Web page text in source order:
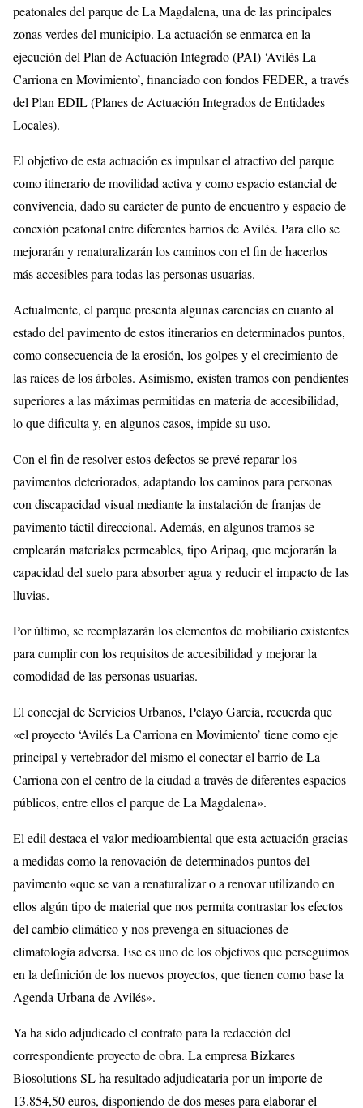
peatonales del parque de La Magdalena, una de las principales
zonas verdes del municipio. La actuación se enmarca en la
ejecución del Plan de Actuación Integrado (PAI) ‘Avilés La
Carriona en Movimiento’, financiado con fondos FEDER, a través
del Plan EDIL (Planes de Actuación Integrados de Entidades
Locales).
El objetivo de esta actuación es impulsar el atractivo del parque
como itinerario de movilidad activa y como espacio estancial de
convivencia, dado su carácter de punto de encuentro y espacio de
conexión peatonal entre diferentes barrios de Avilés. Para ello se
mejorarán y renaturalizarán los caminos con el fin de hacerlos
más accesibles para todas las personas usuarias.
Actualmente, el parque presenta algunas carencias en cuanto al
estado del pavimento de estos itinerarios en determinados puntos,
como consecuencia de la erosión, los golpes y el crecimiento de
las raíces de los árboles. Asimismo, existen tramos con pendientes
superiores a las máximas permitidas en materia de accesibilidad,
lo que dificulta y, en algunos casos, impide su uso.
Con el fin de resolver estos defectos se prevé reparar los
pavimentos deteriorados, adaptando los caminos para personas
con discapacidad visual mediante la instalación de franjas de
pavimento táctil direccional. Además, en algunos tramos se
emplearán materiales permeables, tipo Aripaq, que mejorarán la
capacidad del suelo para absorber agua y reducir el impacto de las
lluvias.
Por último, se reemplazarán los elementos de mobiliario existentes
para cumplir con los requisitos de accesibilidad y mejorar la
comodidad de las personas usuarias.
El concejal de Servicios Urbanos, Pelayo García, recuerda que
«el proyecto ‘Avilés La Carriona en Movimiento’ tiene como eje
principal y vertebrador del mismo el conectar el barrio de La
Carriona con el centro de la ciudad a través de diferentes espacios
públicos, entre ellos el parque de La Magdalena».
El edil destaca el valor medioambiental que esta actuación gracias
a medidas como la renovación de determinados puntos del
pavimento «que se van a renaturalizar o a renovar utilizando en
ellos algún tipo de material que nos permita contrastar los efectos
del cambio climático y nos prevenga en situaciones de
climatología adversa. Ese es uno de los objetivos que perseguimos
en la definición de los nuevos proyectos, que tienen como base la
Agenda Urbana de Avilés».
Ya ha sido adjudicado el contrato para la redacción del
correspondiente proyecto de obra. La empresa Bizkares
Biosolutions SL ha resultado adjudicataria por un importe de
13.854,50 euros, disponiendo de dos meses para elaborar el